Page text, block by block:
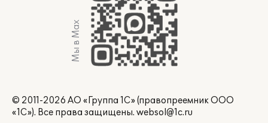
Мы в Max
© 2011-2026 АО «Группа 1С» (правопреемник ООО
«1С»). Все права защищены. websol@1c.ru